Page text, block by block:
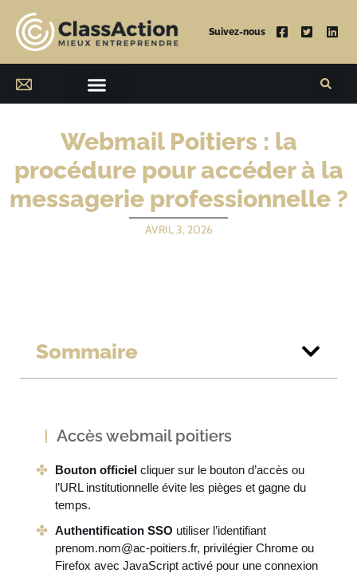
Suivez-nous
Webmail Poitiers : la
procédure pour accéder à la
messagerie professionnelle ?
AVRIL 3, 2026
Sommaire
Accès webmail poitiers
Bouton officiel cliquer sur le bouton d’accès ou
l’URL institutionnelle évite les pièges et gagne du
temps.
Authentification SSO utiliser l’identifiant
prenom.nom@ac-poitiers.fr, privilégier Chrome ou
Firefox avec JavaScript activé pour une connexion